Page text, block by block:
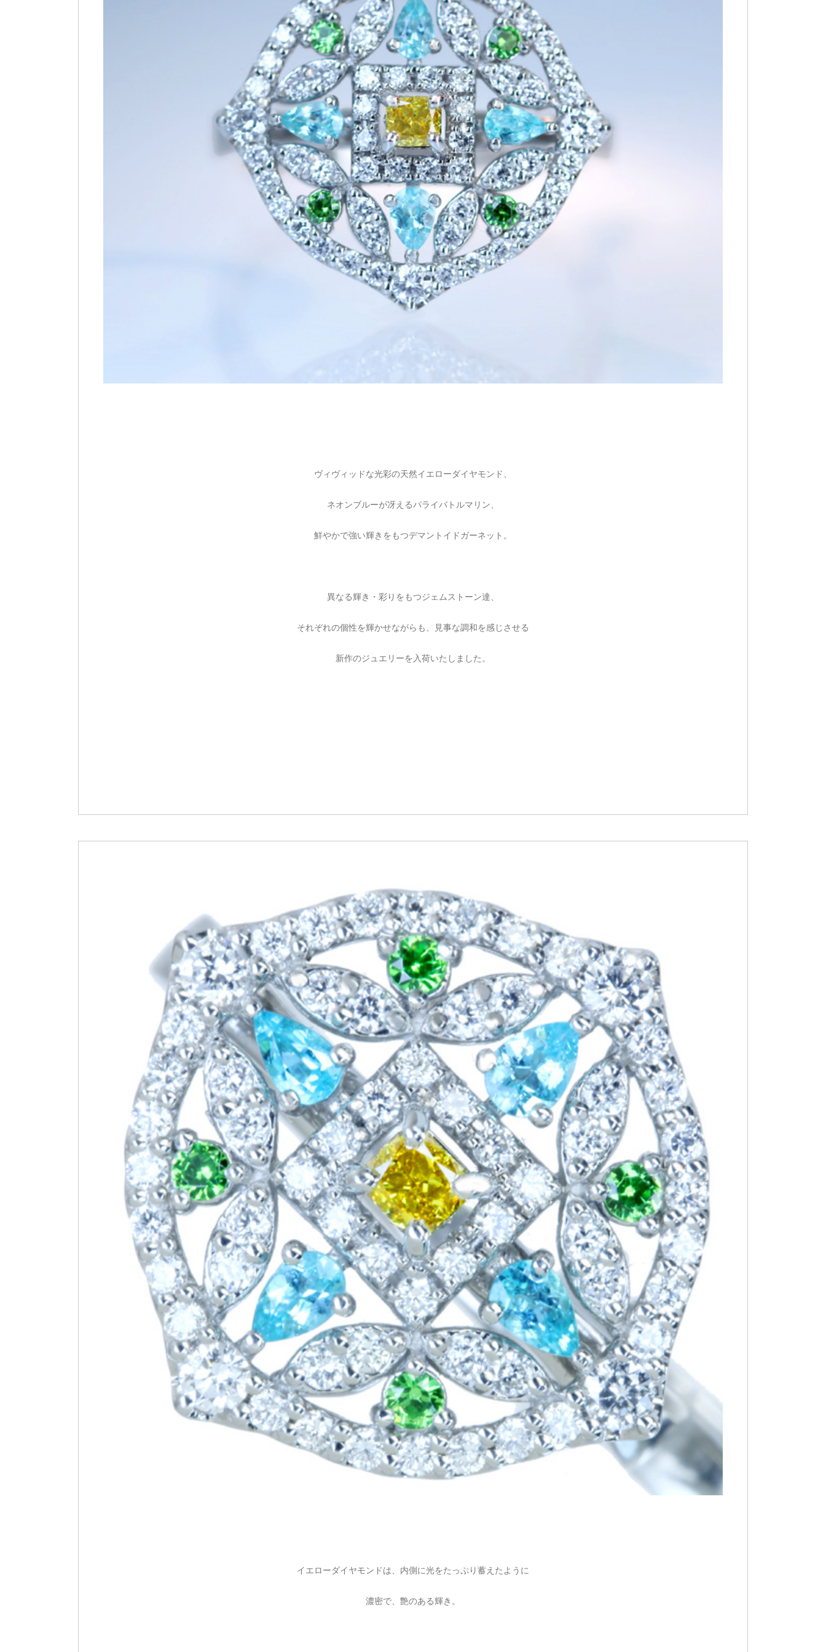
ヴィヴィッドな光彩の天然イエローダイヤモンド、
ネオンブルーが冴えるパライバトルマリン、
鮮やかで強い輝きをもつデマントイドガーネット。
異なる輝き・彩りをもつジェムストーン達、
それぞれの個性を輝かせながらも、見事な調和を感じさせる
新作のジュエリーを入荷いたしました。
イエローダイヤモンドは、内側に光をたっぷり蓄えたように
濃密で、艶のある輝き。
ご注文手続き カートを見る お買い物を続ける